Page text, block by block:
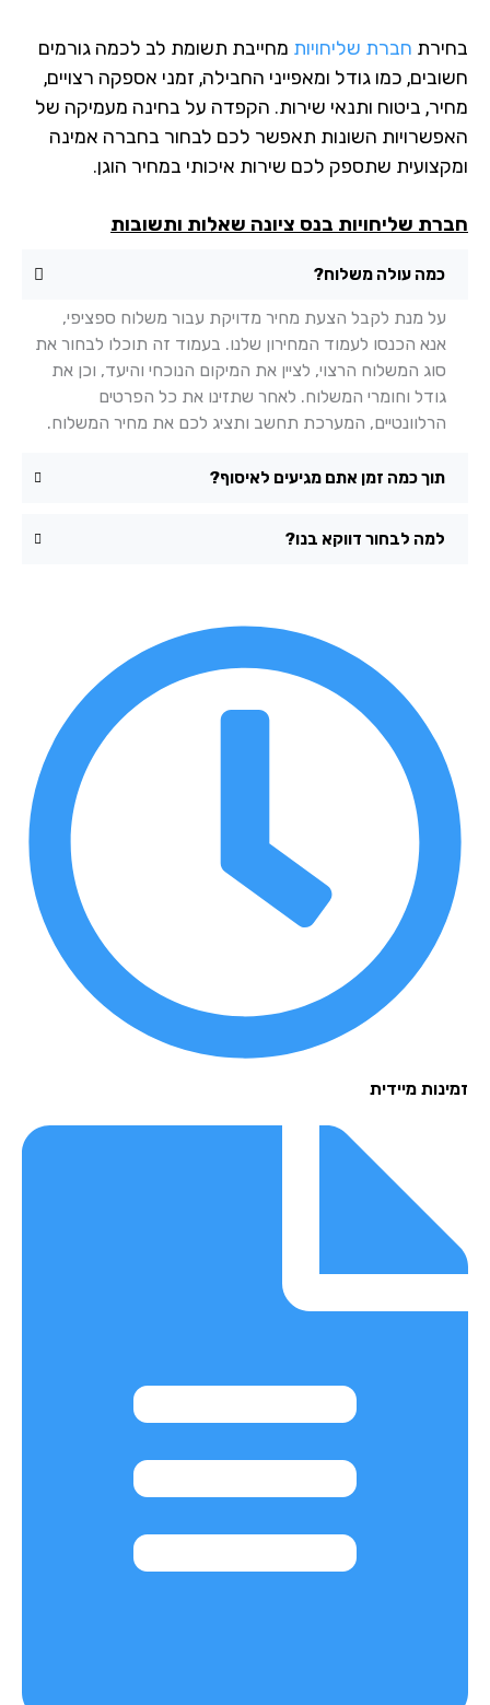
חברת שליחויותמחייבת תשומת לב לכמה גורמים
כמו גודל ומאפייני החבילה, זמני אספקה רצויים,
ביטוח ותנאי שירות. הקפדה על בחינה מעמיקה של
השונות תאפשר לכם לבחור בחברה אמינה
שתספק לכם שירות איכותי במחיר הוגן.
שליחויות בנס ציונה שאלות ותשובות
כמה עולה משלוח?
על מנת לקבל הצעת מחיר מדויקת עבור משלוח ספציפי,
אנא הכנסו לעמוד המחירון שלנו. בעמוד זה תוכלו לבחור את
סוג המשלוח הרצוי, לציין את המיקום הנוכחי והיעד, וכן את
גודל וחומרי המשלוח. לאחר שתזינו את כל הפרטים
הרלוונטיים, המערכת תחשב ותציג לכם את מחיר המשלוח.
תוך כמה זמן אתם מגיעים לאיסוף?
למה לבחור דווקא בנו?
מיידית